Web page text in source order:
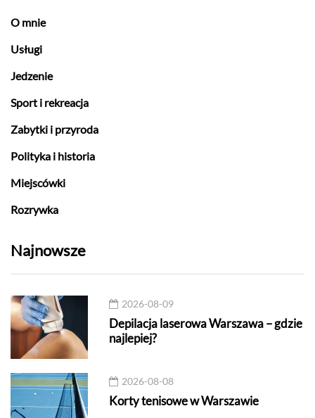
O mnie
Usługi
Jedzenie
Sport i rekreacja
Zabytki i przyroda
Polityka i historia
Miejscówki
Rozrywka
Najnowsze
2026-08-09
Depilacja laserowa Warszawa – gdzie
najlepiej?
2026-08-08
Korty tenisowe w Warszawie